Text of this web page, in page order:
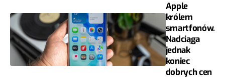
Apple
królem
smartfonów.
Nadciąga
jednak
koniec
dobrych cen